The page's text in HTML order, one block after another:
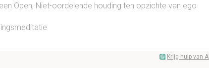
Open, Niet-oordelende houding ten opzichte van ego
Krijg hulp van AI